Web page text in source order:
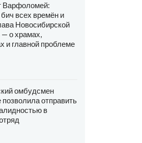
Варфоломей:
всех времён и
Новосибирской
о храмах,
и главной проблеме
омбудсмен
отправить
в